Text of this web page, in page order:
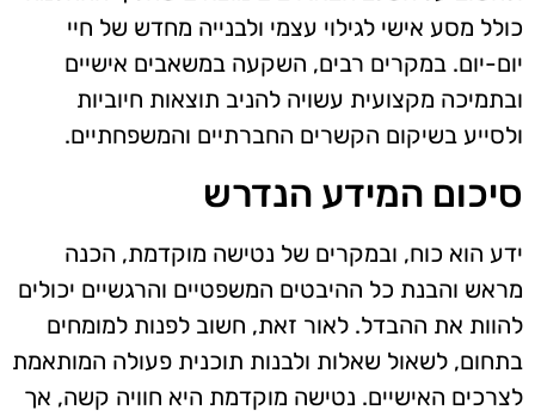
כולל מסע אישי לגילוי עצמי ולבנייה מחדש של חיי
יום-יום. במקרים רבים, השקעה במשאבים אישיים
ובתמיכה מקצועית עשויה להניב תוצאות חיוביות
ולסייע בשיקום הקשרים החברתיים והמשפחתיים.
סיכום המידע הנדרש
ידע הוא כוח, ובמקרים של נטישה מוקדמת, הכנה
מראש והבנת כל ההיבטים המשפטיים והרגשיים יכולים
להוות את ההבדל. לאור זאת, חשוב לפנות למומחים
בתחום, לשאול שאלות ולבנות תוכנית פעולה המותאמת
לצרכים האישיים. נטישה מוקדמת היא חוויה קשה, אך